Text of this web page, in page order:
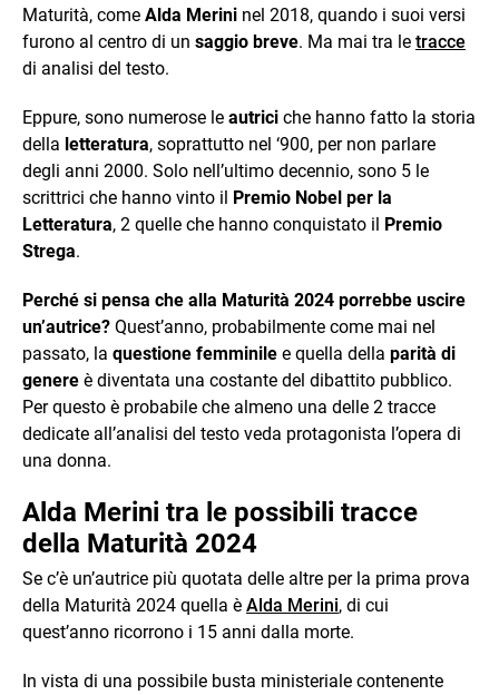
Maturità, come Alda Merini nel 2018, quando i suoi versi
furono al centro di un saggio breve. Ma mai tra le tracce
di analisi del testo.
Eppure, sono numerose le autrici che hanno fatto la storia
della letteratura, soprattutto nel ‘900, per non parlare
degli anni 2000. Solo nell’ultimo decennio, sono 5 le
scrittrici che hanno vinto il Premio Nobel per la
Letteratura, 2 quelle che hanno conquistato il Premio
Strega.
Perché si pensa che alla Maturità 2024 porrebbe uscire
un’autrice? Quest’anno, probabilmente come mai nel
passato, la questione femminile e quella della parità di
genere è diventata una costante del dibattito pubblico.
Per questo è probabile che almeno una delle 2 tracce
dedicate all’analisi del testo veda protagonista l’opera di
una donna.
Alda Merini tra le possibili tracce
della Maturità 2024
Se c’è un’autrice più quotata delle altre per la prima prova
della Maturità 2024 quella è Alda Merini, di cui
quest’anno ricorrono i 15 anni dalla morte.
In vista di una possibile busta ministeriale contenente